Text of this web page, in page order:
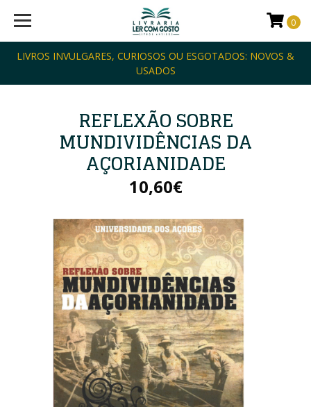
LIVROS INVULGARES, CURIOSOS OU ESGOTADOS: NOVOS &
USADOS
0
REFLEXÃO SOBRE
MUNDIVIDÊNCIAS DA
AÇORIANIDADE
10,60€